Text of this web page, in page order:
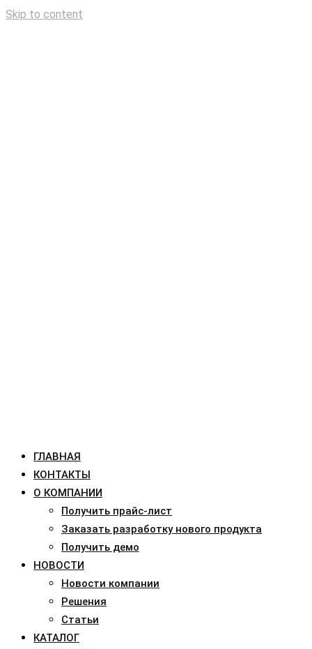
Skip to content
ГЛАВНАЯ
КОНТАКТЫ
О КОМПАНИИ
Получить прайс-лист
Заказать разработку нового продукта
Получить демо
НОВОСТИ
Новости компании
Решения
Статьи
КАТАЛОГ